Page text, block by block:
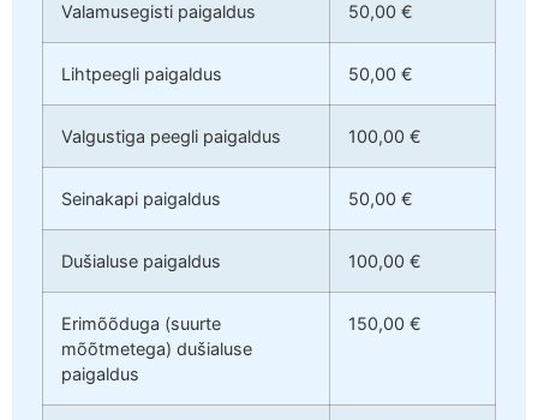
Valamusegisti paigaldus 50,00 €
Lihtpeegli paigaldus 50,00 €
Valgustiga peegli paigaldus 100,00 €
Seinakapi paigaldus 50,00 €
Dušialuse paigaldus 100,00 €
Erimõõduga (suurte
mõõtmetega) dušialuse
paigaldus
150,00 €